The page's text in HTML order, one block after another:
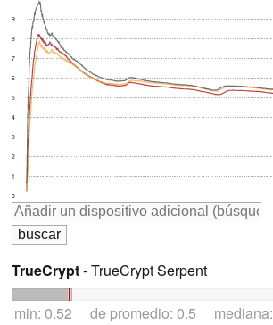
0
1
2
3
4
5
6
7
8
9
TrueCrypt- TrueCrypt Serpent
min: 0.52 de promedio: 0.5 mediana: